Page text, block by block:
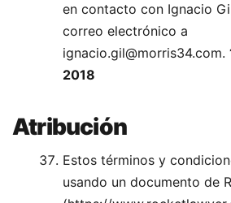
en contacto con Ignacio
correo electrónico a
ignacio.gil@morris34.com.
2018
Atribución
Estos términos y
usando un documento de